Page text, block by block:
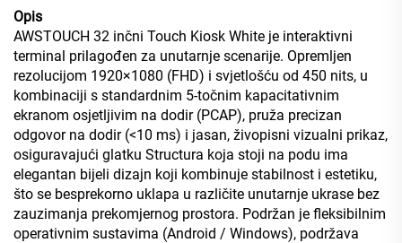
Opis
AWSTOUCH 32 inčni Touch Kiosk White je interaktivni
terminal prilagođen za unutarnje scenarije. Opremljen
rezolucijom 1920×1080 (FHD) i svjetlošću od 450 nits, u
kombinaciji s standardnim 5-točnim kapacitativnim
ekranom osjetljivim na dodir (PCAP), pruža precizan
odgovor na dodir (<10 ms) i jasan, živopisni vizualni prikaz,
osiguravajući glatku Structura koja stoji na podu ima
elegantan bijeli dizajn koji kombinuje stabilnost i estetiku,
što se besprekorno uklapa u različite unutarnje ukrase bez
zauzimanja prekomjernog prostora. Podržan je fleksibilnim
operativnim sustavima (Android / Windows), podržava